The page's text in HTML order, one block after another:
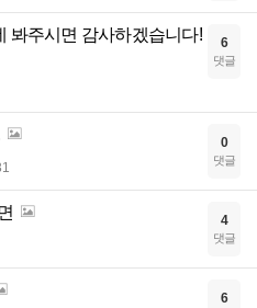
봐주시면 감사하겠습니다! 6
댓글
0
댓글
4
댓글
6